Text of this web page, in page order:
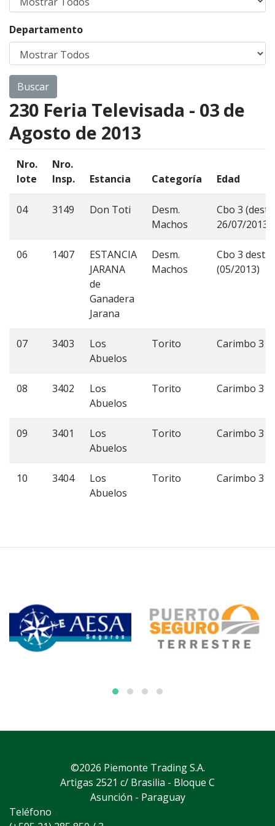
Departamento
230 Feria Televisada - 03 de
Agosto de 2013
Nro.
lote
Nro.
Insp.
Estancia Categoría Edad
04 3149 Don Toti
Desm.
Machos
Cbo 3 (dest.
26/07/2013)
06 1407
ESTANCIA
JARANA
de
Ganadera
Jarana
Desm.
Machos
Cbo 3 dest.
(05/2013)
07 3403
Los
Abuelos
Torito Carimbo 3
08 3402
Los
Abuelos
Torito Carimbo 3
09 3401
Los
Abuelos
Torito Carimbo 3
10 3404
Los
Abuelos
Torito Carimbo 3
©2026 Piemonte Trading S.A.
Artigas 2521 c/ Brasilia - Bloque C
Asunción - Paraguay
Teléfono